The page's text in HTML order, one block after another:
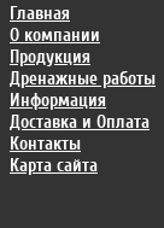
Главная
О компании
Продукция
Дренажные работы
Информация
Доставка и Оплата
Контакты
Карта сайта